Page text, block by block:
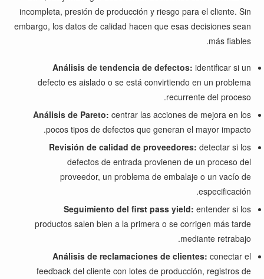
incompleta, presión de producción y riesgo para el cliente. Sin
embargo, los datos de calidad hacen que esas decisiones sean
más fiables.
Análisis de tendencia de defectos: identificar si un
defecto es aislado o se está convirtiendo en un problema
recurrente del proceso.
Análisis de Pareto: centrar las acciones de mejora en los
pocos tipos de defectos que generan el mayor impacto.
Revisión de calidad de proveedores: detectar si los
defectos de entrada provienen de un proceso del
proveedor, un problema de embalaje o un vacío de
especificación.
Seguimiento del first pass yield: entender si los
productos salen bien a la primera o se corrigen más tarde
mediante retrabajo.
Análisis de reclamaciones de clientes: conectar el
feedback del cliente con lotes de producción, registros de